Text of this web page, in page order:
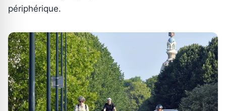
périphérique.